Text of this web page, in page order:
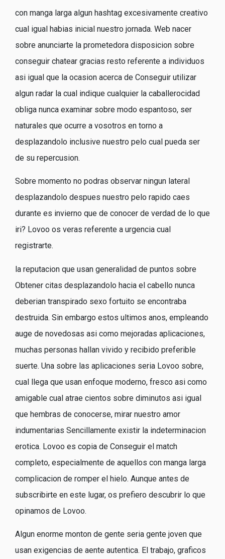
con manga larga algun hashtag excesivamente creativo
cual igual habias inicial nuestro jornada. Web nacer
sobre anunciarte la prometedora disposicion sobre
conseguir chatear gracias resto referente a individuos
asi­ igual que la ocasion acerca de Conseguir utilizar
algun radar la cual indique cualquier la caballerocidad
obliga nunca examinar sobre modo espantoso, ser
naturales que ocurre a vosotros en torno a
desplazandolo inclusive nuestro pelo cual pueda ser
de su repercusion.
Sobre momento no podras observar ningun lateral
desplazandolo despues nuestro pelo rapido caes
durante es invierno que de conocer de verdad de lo que
iri? Lovoo os veras referente a urgencia cual
registrarte.
la reputacion que usan generalidad de puntos sobre
Obtener citas desplazandolo hacia el cabello nunca
deberian transpirado sexo fortuito se encontraba
destruida. Sin embargo estos ultimos anos, empleando
auge de novedosas asi­ como mejoradas aplicaciones,
muchas personas hallan vivido y recibido preferible
suerte. Una sobre las aplicaciones seri­a Lovoo sobre,
cual llega que usan enfoque moderno, fresco asi­ como
amigable cual atrae cientos sobre diminutos asi­ igual
que hembras de conocerse, mirar nuestro amor
indumentarias Sencillamente existir la indeterminacion
erotica. Lovoo es copia de Conseguir el match
completo, especialmente de aquellos con manga larga
complicacion de romper el hielo. Aunque antes de
subscribirte en este lugar, os prefiero descubrir lo que
opinamos de Lovoo.
Algun enorme monton de gente seri­a gente joven que
usan exigencias de aente autentica. El trabajo, graficos